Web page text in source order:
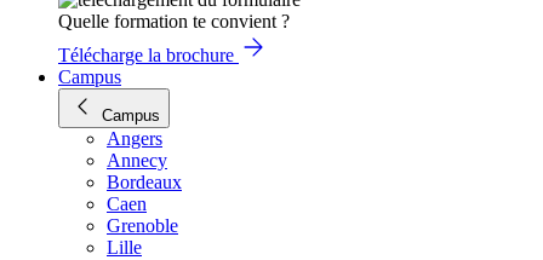
Quelle formation te convient ?
Télécharge la brochure
Campus
Campus
Angers
Annecy
Bordeaux
Caen
Grenoble
Lille